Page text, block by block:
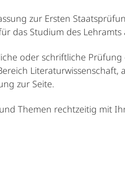
zur Ersten
das Studium des
oder schriftliche
zur Seite.
Themen rechtzeitig mit